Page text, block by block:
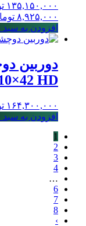
۱۳۵,۱۵۰,۰۰۰
۸,۹۲۵,۰۰۰
افزودن به سبد
HD
۱۶۴,۳۰۰,۰۰۰
افزودن به سبد
1
2
3
4
…
6
7
8
›